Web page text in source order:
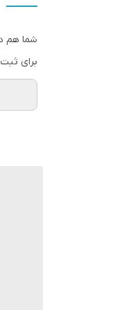
شما هم
برای